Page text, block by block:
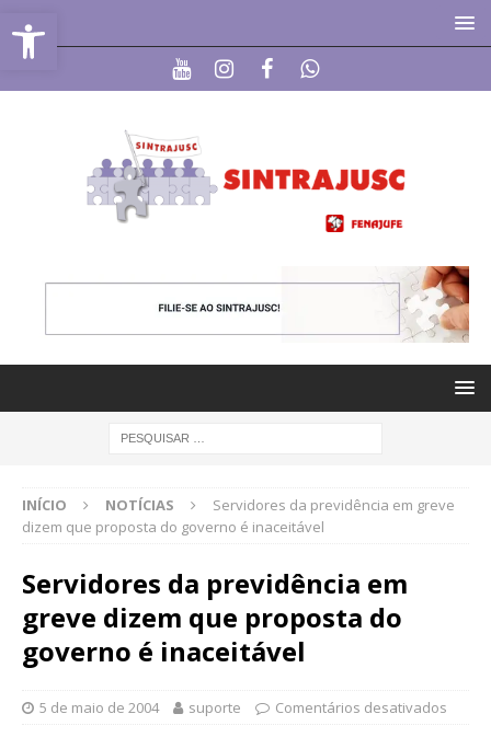
Abrir a barra de ferramentas
INÍCIO NOTÍCIAS
Servidores da previdência em greve
dizem que proposta do governo é inaceitável
Servidores da previdência em
greve dizem que proposta do
governo é inaceitável
5 de maio de 2004 suporte Comentários desativados